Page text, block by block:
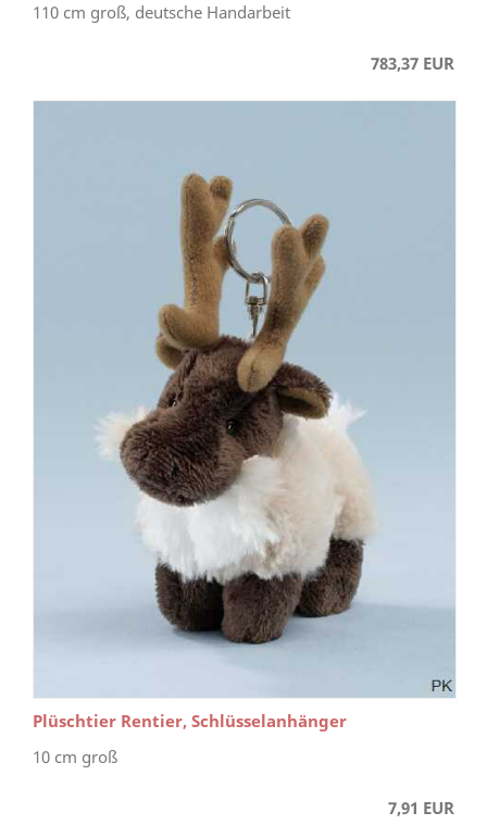
110 cm groß, deutsche Handarbeit
783,37 EUR
Plüschtier Rentier, Schlüsselanhänger
10 cm groß
7,91 EUR